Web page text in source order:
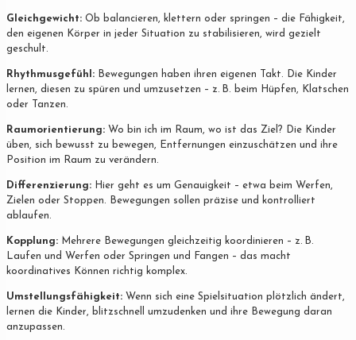
Gleichgewicht: Ob balancieren, klettern oder springen – die Fähigkeit,
den eigenen Körper in jeder Situation zu stabilisieren, wird gezielt
geschult.
Rhythmusgefühl: Bewegungen haben ihren eigenen Takt. Die Kinder
lernen, diesen zu spüren und umzusetzen – z. B. beim Hüpfen, Klatschen
oder Tanzen.
Raumorientierung: Wo bin ich im Raum, wo ist das Ziel? Die Kinder
üben, sich bewusst zu bewegen, Entfernungen einzuschätzen und ihre
Position im Raum zu verändern.
Differenzierung: Hier geht es um Genauigkeit – etwa beim Werfen,
Zielen oder Stoppen. Bewegungen sollen präzise und kontrolliert
ablaufen.
Kopplung: Mehrere Bewegungen gleichzeitig koordinieren – z. B.
Laufen und Werfen oder Springen und Fangen – das macht
koordinatives Können richtig komplex.
Umstellungsfähigkeit: Wenn sich eine Spielsituation plötzlich ändert,
lernen die Kinder, blitzschnell umzudenken und ihre Bewegung daran
anzupassen.